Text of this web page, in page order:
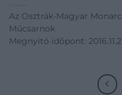
Az Osztrák-Magyar
Műcsarnok
Megnyitó időpont: